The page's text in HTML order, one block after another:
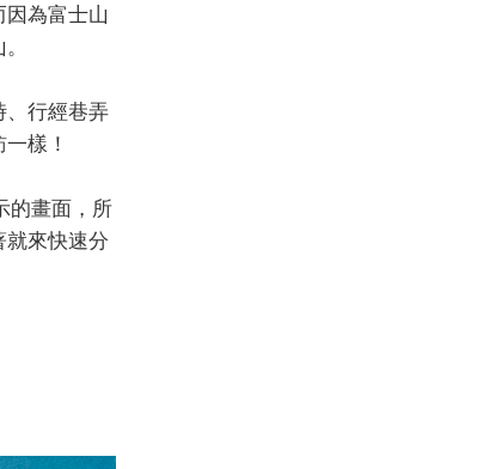
為富士山
、行經巷弄
樣！
的畫面，所
來快速分